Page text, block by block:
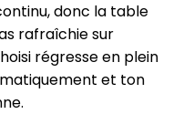
donc la table
rafraîchie sur
régresse en plein
et ton